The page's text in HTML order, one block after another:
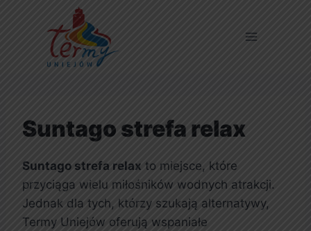
Suntago strefa relax
Suntago strefa relax to miejsce, które
przyciąga wielu miłośników wodnych atrakcji.
Jednak dla tych, którzy szukają alternatywy,
Termy Uniejów oferują wspaniałe